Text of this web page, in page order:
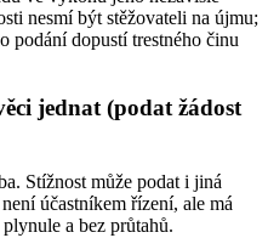
nesmí být stěžovateli na újmu;
podání dopustí trestného činu
jednat (podat žádost
Stížnost může podat i jiná
účastníkem řízení, ale má
a bez průtahů.